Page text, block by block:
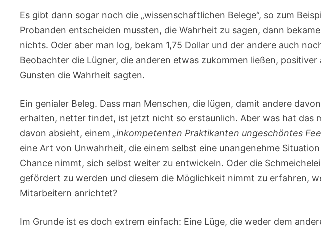
Es gibt dann sogar noch die „wissenschaftlichen Belege“, so zum
Probanden entscheiden mussten, die Wahrheit zu sagen, dann
nichts. Oder aber man log, bekam 1,75 Dollar und der andere auch
Beobachter die Lügner, die anderen etwas zukommen ließen, positiver
Gunsten die Wahrheit sagten.
Ein genialer Beleg. Dass man Menschen, die lügen, damit andere
erhalten, netter findet, ist jetzt nicht so erstaunlich. Aber was hat das
davon absieht, einem„inkompetenten Praktikanten ungeschöntes
eine Art von Unwahrheit, die einem selbst eine unangenehme
Chance nimmt, sich selbst weiter zu entwickeln. Oder die
gefördert zu werden und diesem die Möglichkeit nimmt zu erfahren,
Mitarbeitern anrichtet?
Im Grunde ist es doch extrem einfach: Eine Lüge, die weder dem